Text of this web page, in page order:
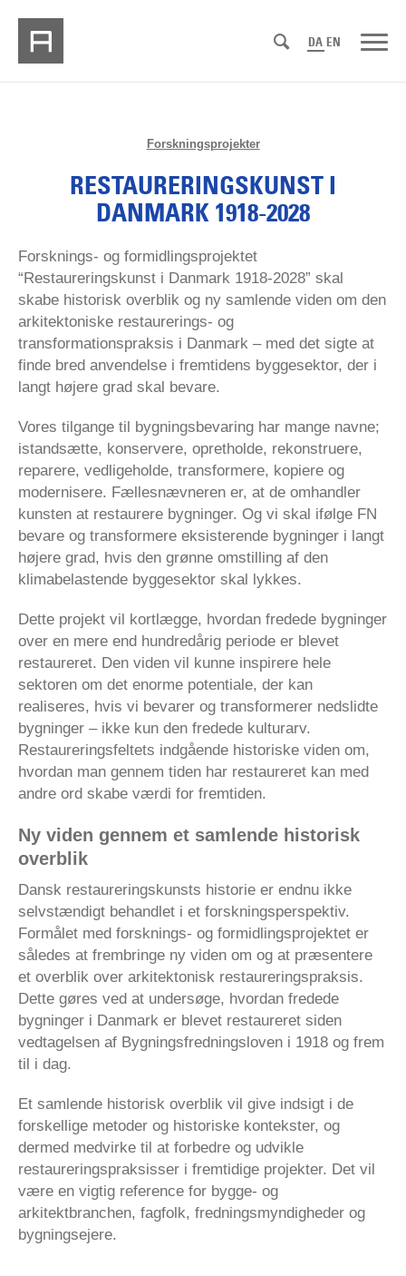
DA EN
Forskningsprojekter
RESTAURERINGSKUNST I
DANMARK 1918-2028
Forsknings- og formidlingsprojektet
“Restaureringskunst i Danmark 1918-2028” skal
skabe historisk overblik og ny samlende viden om den
arkitektoniske restaurerings- og
transformationspraksis i Danmark – med det sigte at
finde bred anvendelse i fremtidens byggesektor, der i
langt højere grad skal bevare.
Vores tilgange til bygningsbevaring har mange navne;
istandsætte, konservere, opretholde, rekonstruere,
reparere, vedligeholde, transformere, kopiere og
modernisere. Fællesnævneren er, at de omhandler
kunsten at restaurere bygninger. Og vi skal ifølge FN
bevare og transformere eksisterende bygninger i langt
højere grad, hvis den grønne omstilling af den
klimabelastende byggesektor skal lykkes.
Dette projekt vil kortlægge, hvordan fredede bygninger
over en mere end hundredårig periode er blevet
restaureret. Den viden vil kunne inspirere hele
sektoren om det enorme potentiale, der kan
realiseres, hvis vi bevarer og transformerer nedslidte
bygninger – ikke kun den fredede kulturarv.
Restaureringsfeltets indgående historiske viden om,
hvordan man gennem tiden har restaureret kan med
andre ord skabe værdi for fremtiden.
Ny viden gennem et samlende historisk
overblik
Dansk restaureringskunsts historie er endnu ikke
selvstændigt behandlet i et forskningsperspektiv.
Formålet med forsknings- og formidlingsprojektet er
således at frembringe ny viden om og at præsentere
et overblik over arkitektonisk restaureringspraksis.
Dette gøres ved at undersøge, hvordan fredede
bygninger i Danmark er blevet restaureret siden
vedtagelsen af Bygningsfredningsloven i 1918 og frem
til i dag.
Et samlende historisk overblik vil give indsigt i de
forskellige metoder og historiske kontekster, og
dermed medvirke til at forbedre og udvikle
restaureringspraksisser i fremtidige projekter. Det vil
være en vigtig reference for bygge- og
arkitektbranchen, fagfolk, fredningsmyndigheder og
bygningsejere.